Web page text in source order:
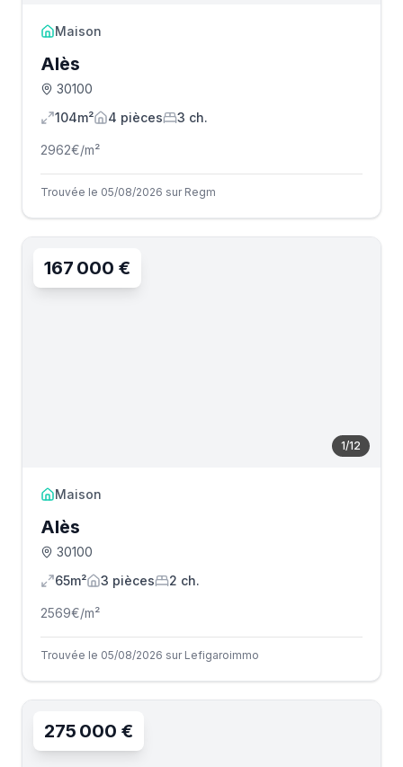
Maison
Alès
30100
104m²
4 pièces 3 ch.
2962€/m²
Trouvée le 05/08/2026 sur Regm
1/12
167 000 €
Maison
Alès
30100
65m²
3 pièces 2 ch.
2569€/m²
Trouvée le 05/08/2026 sur Lefigaroimmo
275 000 €